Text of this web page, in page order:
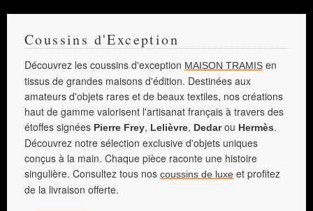
Coussins d'Exception
Découvrez les coussins d'exception MAISON TRAMIS en
tissus de grandes maisons d'édition. Destinées aux
amateurs d'objets rares et de beaux textiles, nos créations
haut de gamme valorisent l'artisanat français à travers des
étoffes signées Pierre Frey, Lelièvre, Dedarou Hermès.
Découvrez notre sélection exclusive d'objets uniques
conçus à la main. Chaque pièce raconte une histoire
singulière. Consultez tous nos coussins de luxe et profitez
de la livraison offerte.